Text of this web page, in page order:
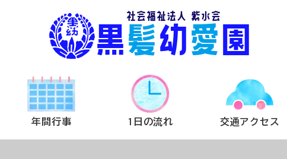
社会福祉法人 紫水会
黒髪幼愛 園
年間行事 1日の流れ 交通アクセス